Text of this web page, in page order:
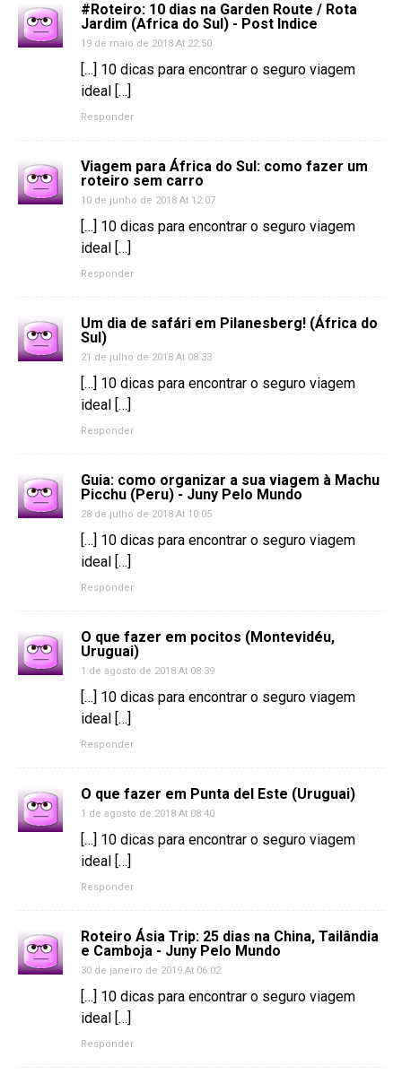
#Roteiro: 10 dias na Garden Route / Rota
Jardim (Africa do Sul) - Post Indice
19 de maio de 2018 At 22:50
[…] 10 dicas para encontrar o seguro viagem
ideal […]
Responder
Viagem para África do Sul: como fazer um
roteiro sem carro
10 de junho de 2018 At 12:07
[…] 10 dicas para encontrar o seguro viagem
ideal […]
Responder
Um dia de safári em Pilanesberg! (África do
Sul)
21 de julho de 2018 At 08:33
[…] 10 dicas para encontrar o seguro viagem
ideal […]
Responder
Guia: como organizar a sua viagem à Machu
Picchu (Peru) - Juny Pelo Mundo
28 de julho de 2018 At 10:05
[…] 10 dicas para encontrar o seguro viagem
ideal […]
Responder
O que fazer em pocitos (Montevidéu,
Uruguai)
1 de agosto de 2018 At 08:39
[…] 10 dicas para encontrar o seguro viagem
ideal […]
Responder
O que fazer em Punta del Este (Uruguai)
1 de agosto de 2018 At 08:40
[…] 10 dicas para encontrar o seguro viagem
ideal […]
Responder
Roteiro Ásia Trip: 25 dias na China, Tailândia
e Camboja - Juny Pelo Mundo
30 de janeiro de 2019 At 06:02
[…] 10 dicas para encontrar o seguro viagem
ideal […]
Responder